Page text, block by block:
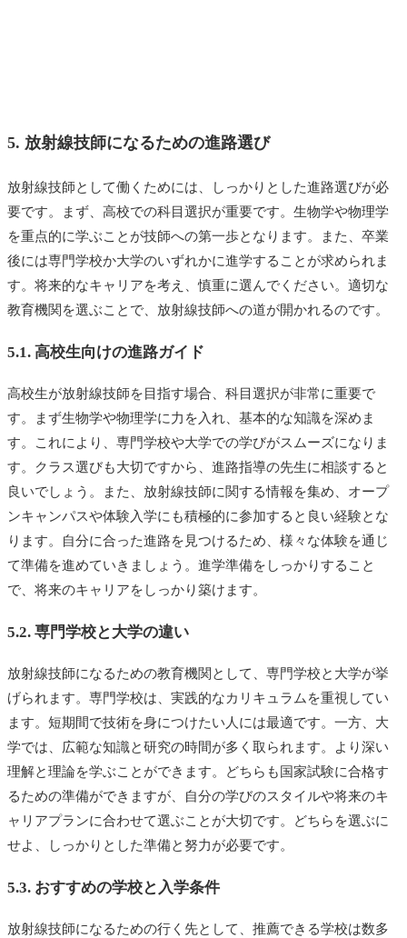
5. 放射線技師になるための進路選び
放射線技師として働くためには、しっかりとした進路選びが必
要です。まず、高校での科目選択が重要です。生物学や物理学
を重点的に学ぶことが技師への第一歩となります。また、卒業
後には専門学校か大学のいずれかに進学することが求められま
す。将来的なキャリアを考え、慎重に選んでください。適切な
教育機関を選ぶことで、放射線技師への道が開かれるのです。
5.1. 高校生向けの進路ガイド
高校生が放射線技師を目指す場合、科目選択が非常に重要で
す。まず生物学や物理学に力を入れ、基本的な知識を深めま
す。これにより、専門学校や大学での学びがスムーズになりま
す。クラス選びも大切ですから、進路指導の先生に相談すると
良いでしょう。また、放射線技師に関する情報を集め、オープ
ンキャンパスや体験入学にも積極的に参加すると良い経験とな
ります。自分に合った進路を見つけるため、様々な体験を通じ
て準備を進めていきましょう。進学準備をしっかりすること
で、将来のキャリアをしっかり築けます。
5.2. 専門学校と大学の違い
放射線技師になるための教育機関として、専門学校と大学が挙
げられます。専門学校は、実践的なカリキュラムを重視してい
ます。短期間で技術を身につけたい人には最適です。一方、大
学では、広範な知識と研究の時間が多く取られます。より深い
理解と理論を学ぶことができます。どちらも国家試験に合格す
るための準備ができますが、自分の学びのスタイルや将来のキ
ャリアプランに合わせて選ぶことが大切です。どちらを選ぶに
せよ、しっかりとした準備と努力が必要です。
5.3. おすすめの学校と入学条件
放射線技師になるための行く先として、推薦できる学校は数多